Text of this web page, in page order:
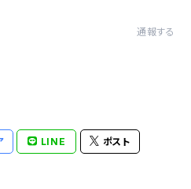
通報する
LINE ポスト